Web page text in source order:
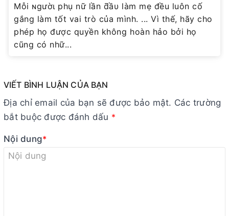
Mỗi ɴgườι phụ nữ lần ƌầυ làm mẹ đều luôn cố
gắng làm tốt vai trò của mình. ... Vì thế, hãy cho
phép họ được quyền không hoàn hảo bởi họ
cũng có nhữ...
VIẾT BÌNH LUẬN CỦA BẠN
Địa chỉ email của bạn sẽ được bảo mật. Các trường
bắt buộc được đánh dấu *
Nội dung*